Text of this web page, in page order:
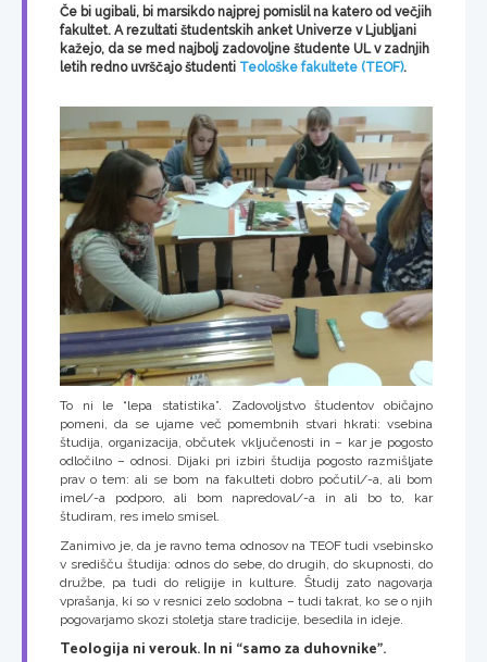
Če bi ugibali, bi marsikdo najprej pomislil na katero od večjih
fakultet. A rezultati študentskih anket Univerze v Ljubljani
kažejo, da se med najbolj zadovoljne študente UL v zadnjih
letih redno uvrščajo študenti Teološke fakultete (TEOF).
To ni le “lepa statistika”. Zadovoljstvo študentov običajno
pomeni, da se ujame več pomembnih stvari hkrati: vsebina
študija, organizacija, občutek vključenosti in – kar je pogosto
odločilno – odnosi. Dijaki pri izbiri študija pogosto razmišljate
prav o tem: ali se bom na fakulteti dobro počutil/-a, ali bom
imel/-a podporo, ali bom napredoval/-a in ali bo to, kar
študiram, res imelo smisel.
Zanimivo je, da je ravno tema odnosov na TEOF tudi vsebinsko
v središču študija: odnos do sebe, do drugih, do skupnosti, do
družbe, pa tudi do religije in kulture. Študij zato nagovarja
vprašanja, ki so v resnici zelo sodobna – tudi takrat, ko se o njih
pogovarjamo skozi stoletja stare tradicije, besedila in ideje.
Teologija ni verouk. In ni “samo za duhovnike”.